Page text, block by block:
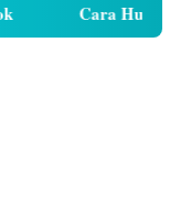
Cara